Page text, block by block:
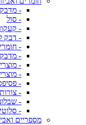
-
- סול
-
- דבק
-
-
-
-
-
-
-
-
מספריים